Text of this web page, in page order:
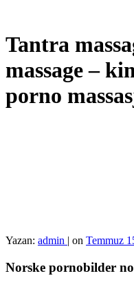
Tantra
massage –
porno
Yazan: admin | on Temmuz
Norske pornobilder